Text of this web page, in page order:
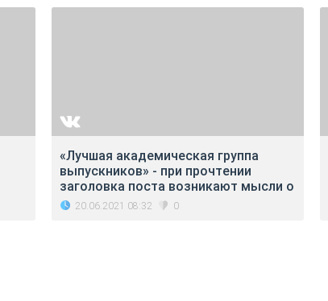
«Лучшая академическая группа
выпускников» - при прочтении
заголовка поста возникают мысли о
20.06.2021 08:32 0